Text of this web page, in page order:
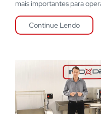
mais importantes para
Continue Lendo